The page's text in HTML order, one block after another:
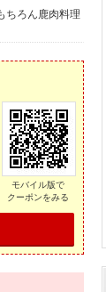
ちろん鹿肉料理
モバイル版で
クーポンをみる